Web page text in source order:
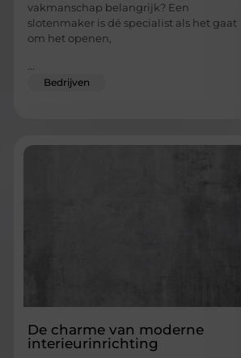
vakmanschap belangrijk? Een
slotenmaker is dé specialist als het gaat
om het openen,
Bedrijven
De charme van moderne
interieurinrichting